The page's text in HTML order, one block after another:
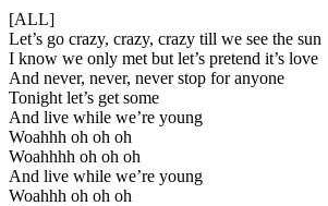
[ALL]
Let’s go crazy, crazy, crazy till we see the sun
I know we only met but let’s pretend it’s love
And never, never, never stop for anyone
Tonight let’s get some
And live while we’re young
Woahhh oh oh oh
Woahhhh oh oh oh
And live while we’re young
Woahhh oh oh oh